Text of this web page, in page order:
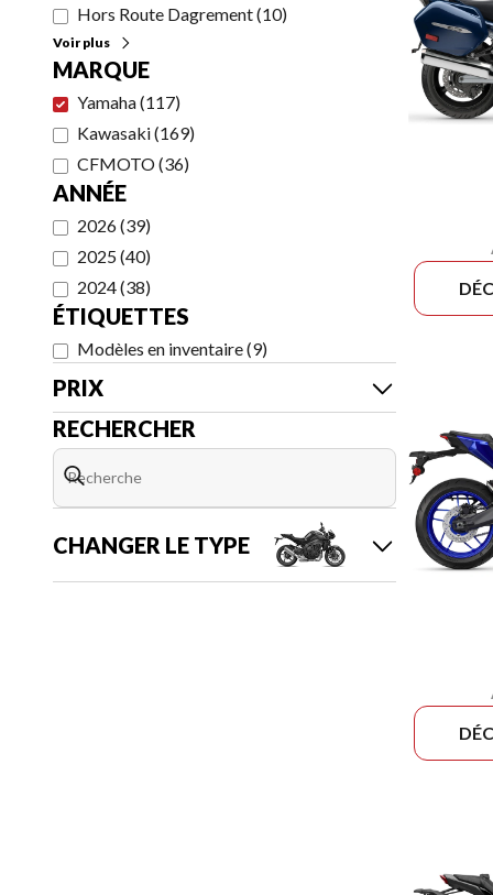
Hors Route Dagrement(10)
Voir plus
MARQUE
Yamaha(117)
Kawasaki(169)
CFMOTO(36)
ANNÉE
2026(39)
2025(40)
2024(38)
ÉTIQUETTES
Modèles en inventaire(9)
PRIX
RECHERCHER
CHANGER LE TYPE